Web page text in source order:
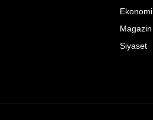
Ekonomi
Magazin
Siyaset